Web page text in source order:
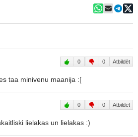
0 0 Atbildēt
taa minivenu maanija :[
0 0 Atbildēt
lielakas un lielakas :)